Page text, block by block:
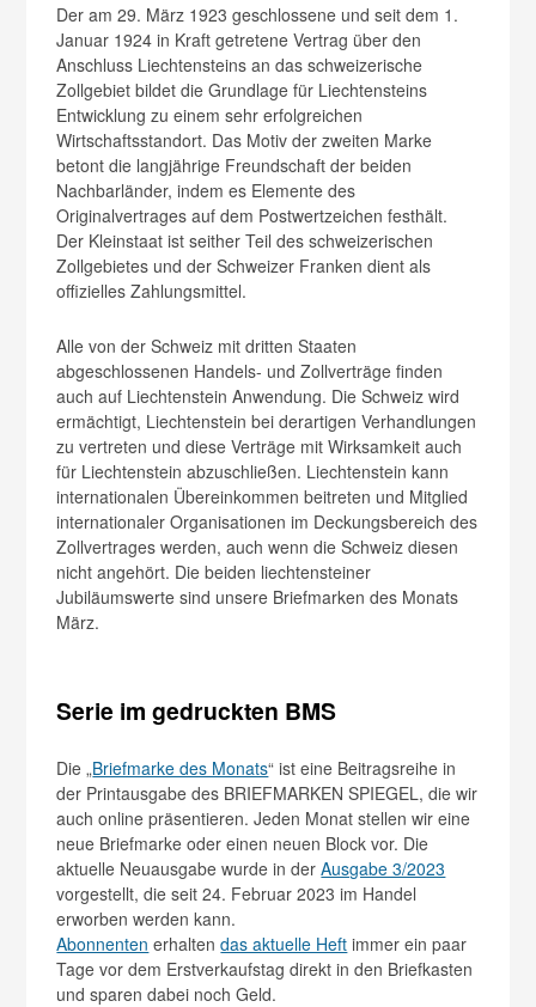
Der am 29. März 1923 geschlossene und seit dem 1.
Januar 1924 in Kraft getretene Vertrag über den
Anschluss Liechtensteins an das schweizerische
Zollgebiet bildet die Grundlage für Liechtensteins
Entwicklung zu einem sehr erfolgreichen
Wirtschaftsstandort. Das Motiv der zweiten Marke
betont die langjährige Freundschaft der beiden
Nachbarländer, indem es Elemente des
Originalvertrages auf dem Postwertzeichen festhält.
Der Kleinstaat ist seither Teil des schweizerischen
Zollgebietes und der Schweizer Franken dient als
offizielles Zahlungsmittel.
Alle von der Schweiz mit dritten Staaten
abgeschlossenen Handels- und Zollverträge finden
auch auf Liechtenstein Anwendung. Die Schweiz wird
ermächtigt, Liechtenstein bei derartigen Verhandlungen
zu vertreten und diese Verträge mit Wirksamkeit auch
für Liechtenstein abzuschließen. Liechtenstein kann
internationalen Übereinkommen beitreten und Mitglied
internationaler Organisationen im Deckungsbereich des
Zollvertrages werden, auch wenn die Schweiz diesen
nicht angehört. Die beiden liechtensteiner
Jubiläumswerte sind unsere Briefmarken des Monats
März.
Serie im gedruckten BMS
Die „Briefmarke des Monats“ ist eine Beitragsreihe in
der Printausgabe des BRIEFMARKEN SPIEGEL, die wir
auch online präsentieren. Jeden Monat stellen wir eine
neue Briefmarke oder einen neuen Block vor. Die
aktuelle Neuausgabe wurde in derAusgabe 3/2023
vorgestellt, die seit 24. Februar 2023 im Handel
erworben werden kann.
Abonnenten erhaltendas aktuelle Heft immer ein paar
Tage vor dem Erstverkaufstag direkt in den Briefkasten
und sparen dabei noch Geld.